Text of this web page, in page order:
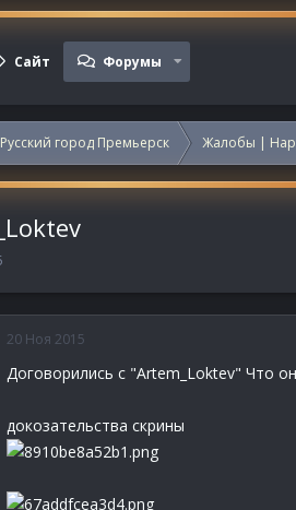
Сайт Форумы
город Премьерск Жалобы |
20 Ноя 2015
Договорились с "Artem_Loktev" Что
докозательства скрины